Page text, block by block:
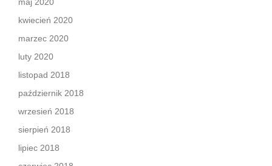
kwiecień 2020
marzec 2020
luty 2020
listopad 2018
październik 2018
wrzesień 2018
sierpień 2018
lipiec 2018